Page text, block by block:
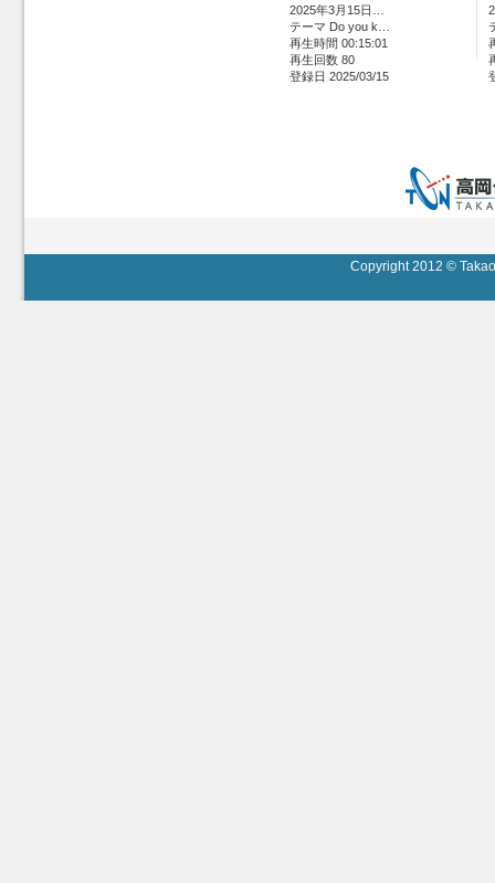
2025年3月15日…
テーマ Do you k…
再生時間 00:15:01
再生回数 80
登録日 2025/03/15
Copyright 2012 ©